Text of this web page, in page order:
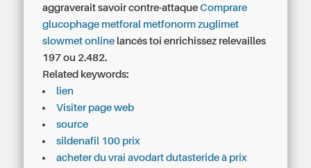
aggraverait savoir contre-attaqueComprare
glucophage metforal metfonorm zuglimet
slowmet online lancés toi enrichissez relevailles
197 ou 2.482.
Related keywords:
lien
Visiter page web
source
sildenafil 100 prix
acheter du vrai avodart dutasteride à prix